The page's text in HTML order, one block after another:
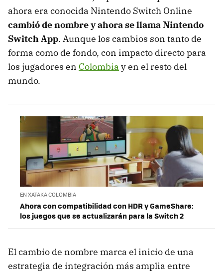
ahora era conocida Nintendo Switch Online
cambió de nombre y ahora se llama Nintendo
Switch App. Aunque los cambios son tanto de
forma como de fondo, con impacto directo para
los jugadores en Colombia y en el resto del
mundo.
EN XATAKA COLOMBIA
Ahora con compatibilidad con HDR y GameShare:
los juegos que se actualizarán para la Switch 2
El cambio de nombre marca el inicio de una
estrategia de integración más amplia entre